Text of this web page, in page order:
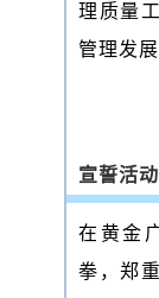
理质量
管理发展
宣誓活动
在黄金
拳，郑